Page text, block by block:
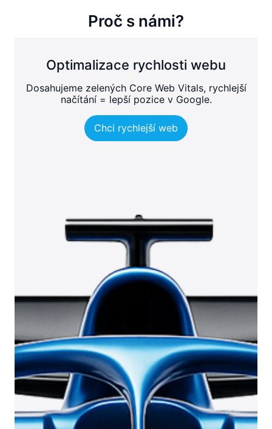
Proč s námi?
Optimalizace rychlosti webu
Dosahujeme zelených Core Web Vitals, rychlejší
načítání = lepší pozice v Google.
Chci rychlejší web